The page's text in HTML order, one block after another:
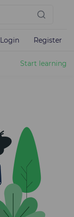
Login Register
Start learning